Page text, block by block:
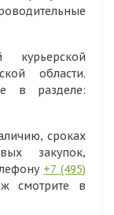
курьерской
области.
в разделе:
сроках
закупок,
+7 (495)
смотрите в